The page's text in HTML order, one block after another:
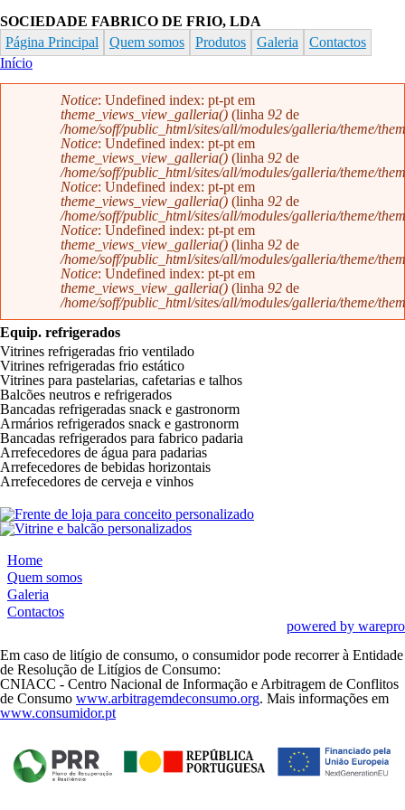
SOCIEDADE FABRICO DE FRIO, LDA
Página Principal
Quem somos Produtos Galeria
Contactos
Está aqui
Início
Mensagem de erro
Notice: Undefined index: pt-pt em
theme_views_view_galleria() (linha 92 de
/home/soff/public_html/sites/all/modules/galleria/theme/
Notice: Undefined index: pt-pt em
theme_views_view_galleria() (linha 92 de
/home/soff/public_html/sites/all/modules/galleria/theme/
Notice: Undefined index: pt-pt em
theme_views_view_galleria() (linha 92 de
/home/soff/public_html/sites/all/modules/galleria/theme/
Notice: Undefined index: pt-pt em
theme_views_view_galleria() (linha 92 de
/home/soff/public_html/sites/all/modules/galleria/theme/
Notice: Undefined index: pt-pt em
theme_views_view_galleria() (linha 92 de
/home/soff/public_html/sites/all/modules/galleria/theme/
Equip. refrigerados
Vitrines refrigeradas frio ventilado
Vitrines refrigeradas frio estático
Vitrines para pastelarias, cafetarias e talhos
Balcões neutros e refrigerados
Bancadas refrigeradas snack e gastronorm
Armários refrigerados snack e gastronorm
Bancadas refrigerados para fabrico padaria
Arrefecedores de água para padarias
Arrefecedores de bebidas horizontais
Arrefecedores de cerveja e vinhos
Home
Quem somos
Galeria
Contactos
powered by warepro
Em caso de litígio de consumo, o consumidor pode recorrer à Entidade
de Resolução de Litígios de Consumo:
CNIACC - Centro Nacional de Informação e Arbitragem de Conflitos
de Consumo www.arbitragemdeconsumo.org. Mais informações em
www.consumidor.pt